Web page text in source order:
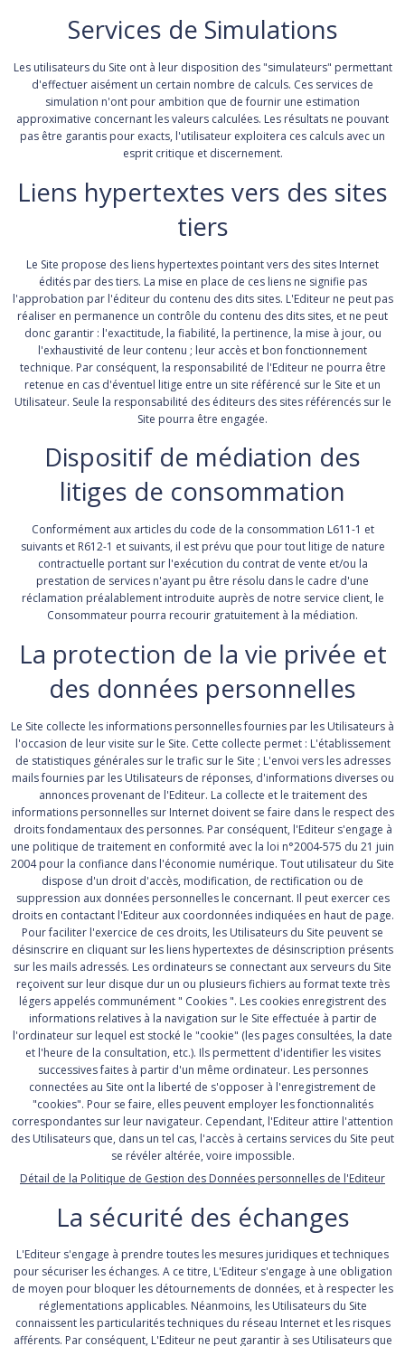
Services de Simulations
Les utilisateurs du Site ont à leur disposition des "simulateurs" permettant
d'effectuer aisément un certain nombre de calculs. Ces services de
simulation n'ont pour ambition que de fournir une estimation
approximative concernant les valeurs calculées. Les résultats ne pouvant
pas être garantis pour exacts, l'utilisateur exploitera ces calculs avec un
esprit critique et discernement.
Liens hypertextes vers des sites
tiers
Le Site propose des liens hypertextes pointant vers des sites Internet
édités par des tiers. La mise en place de ces liens ne signifie pas
l'approbation par l'éditeur du contenu des dits sites. L'Editeur ne peut pas
réaliser en permanence un contrôle du contenu des dits sites, et ne peut
donc garantir : l'exactitude, la fiabilité, la pertinence, la mise à jour, ou
l'exhaustivité de leur contenu ; leur accès et bon fonctionnement
technique. Par conséquent, la responsabilité de l'Editeur ne pourra être
retenue en cas d'éventuel litige entre un site référencé sur le Site et un
Utilisateur. Seule la responsabilité des éditeurs des sites référencés sur le
Site pourra être engagée.
Dispositif de médiation des
litiges de consommation
Conformément aux articles du code de la consommation L611-1 et
suivants et R612-1 et suivants, il est prévu que pour tout litige de nature
contractuelle portant sur l'exécution du contrat de vente et/ou la
prestation de services n'ayant pu être résolu dans le cadre d'une
réclamation préalablement introduite auprès de notre service client, le
Consommateur pourra recourir gratuitement à la médiation.
La protection de la vie privée et
des données personnelles
Le Site collecte les informations personnelles fournies par les Utilisateurs à
l'occasion de leur visite sur le Site. Cette collecte permet : L'établissement
de statistiques générales sur le trafic sur le Site ; L'envoi vers les adresses
mails fournies par les Utilisateurs de réponses, d'informations diverses ou
annonces provenant de l'Editeur. La collecte et le traitement des
informations personnelles sur Internet doivent se faire dans le respect des
droits fondamentaux des personnes. Par conséquent, l'Editeur s'engage à
une politique de traitement en conformité avec la loi n°2004-575 du 21 juin
2004 pour la confiance dans l'économie numérique. Tout utilisateur du Site
dispose d'un droit d'accès, modification, de rectification ou de
suppression aux données personnelles le concernant. Il peut exercer ces
droits en contactant l'Editeur aux coordonnées indiquées en haut de page.
Pour faciliter l'exercice de ces droits, les Utilisateurs du Site peuvent se
désinscrire en cliquant sur les liens hypertextes de désinscription présents
sur les mails adressés. Les ordinateurs se connectant aux serveurs du Site
reçoivent sur leur disque dur un ou plusieurs fichiers au format texte très
légers appelés communément " Cookies ". Les cookies enregistrent des
informations relatives à la navigation sur le Site effectuée à partir de
l'ordinateur sur lequel est stocké le "cookie" (les pages consultées, la date
et l'heure de la consultation, etc.). Ils permettent d'identifier les visites
successives faites à partir d'un même ordinateur. Les personnes
connectées au Site ont la liberté de s'opposer à l'enregistrement de
"cookies". Pour se faire, elles peuvent employer les fonctionnalités
correspondantes sur leur navigateur. Cependant, l'Editeur attire l'attention
des Utilisateurs que, dans un tel cas, l'accès à certains services du Site peut
se révéler altérée, voire impossible.
Détail de la Politique de Gestion des Données personnelles de l'Editeur
La sécurité des échanges
L'Editeur s'engage à prendre toutes les mesures juridiques et techniques
pour sécuriser les échanges. A ce titre, L'Editeur s'engage à une obligation
de moyen pour bloquer les détournements de données, et à respecter les
réglementations applicables. Néanmoins, les Utilisateurs du Site
connaissent les particularités techniques du réseau Internet et les risques
afférents. Par conséquent, L'Editeur ne peut garantir à ses Utilisateurs que